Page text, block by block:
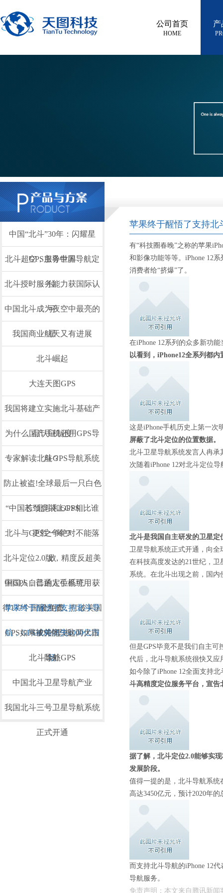
公司首页
HOME
产
中国“北斗”30年：闪耀星
空，服务世界
北斗超GPS主导中国导航定
位
北斗授时服务能力获国际认
可
中国北斗成为夜空中最亮的
星
我国商业航天又有进展
北斗崛起
大连天图GPS
我国将建立实施北斗基础产
品认证制度
为什么国产手机还用GPS导
航？
专家解读北斗GPS导航系统
防止被盗!全球最后一只白色
长颈鹿装上GPS
“中国芯”北斗和GPS相比谁
更胜一筹？
北斗与GPS之争绝对不能落
败
北斗定位2.0版，精度反超美
国GPS，普通人手机可用，
全免费
中国人自己的定位系统，获
得137个国家力挺，打破美国
GPS的垄断
苹果终于醒悟了支持北斗导
航，GPS或将痛失4000亿市
场
GPS如果被关闭，这两大国
除外
北斗导航GPS
中国北斗卫星导航产业
我国北斗三号卫星导航系统
正式开通
苹果终于醒悟了支持北
有“科技圈春晚”之称的苹果
和影像功能等等。iPhone 12
消费者给“挤爆”了。
在iPhone 12系列的众多新功
以看到，iPhone12全系列都
这是iPhone手机历史上第一次
屏蔽了北斗定位的位置数据。
北斗卫星导航系统发言人冉承
次随着iPhone 12对北斗定位
北斗是我国自主研发的卫星定
卫星导航系统正式开通，向全
在科技高度发达的21世纪，
系统。在北斗出现之前，国内
但是GPS毕竟不是我们自主
代后，北斗导航系统很快又
如今除了iPhone 12全面支持
斗高精度定位服务平台，宣告
据了解，北斗定位2.0能够实
发展阶段。
值得一提的是，北斗导航系统
高达3450亿元，预计2020年
而支持北斗导航的iPhone 12
导航服务。
免责声明：本文来自腾讯新